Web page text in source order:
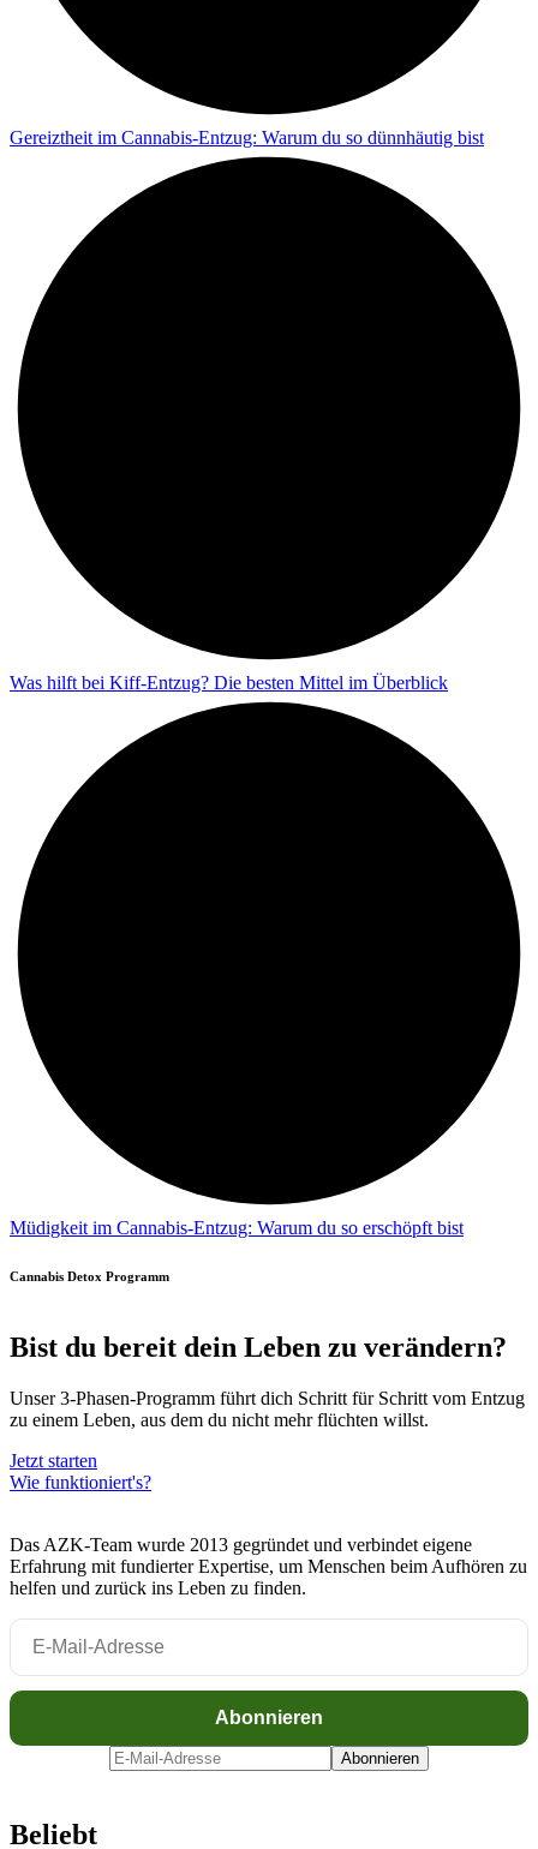
Gereiztheit im Cannabis-Entzug: Warum du so dünnhäutig bist
Was hilft bei Kiff-Entzug? Die besten Mittel im Überblick
Müdigkeit im Cannabis-Entzug: Warum du so erschöpft bist
Cannabis Detox Programm
Bist du bereit dein Leben zu verändern?
Unser 3-Phasen-Programm führt dich Schritt für Schritt vom Entzug
zu einem Leben, aus dem du nicht mehr flüchten willst.
Jetzt starten
Wie funktioniert's?
Das AZK-Team wurde 2013 gegründet und verbindet eigene
Erfahrung mit fundierter Expertise, um Menschen beim Aufhören zu
helfen und zurück ins Leben zu finden.
Beliebt